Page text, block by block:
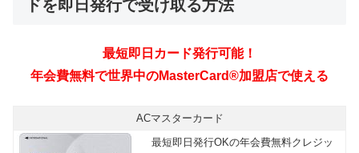
ドを即日発行で受け取る方法
ACマスターカード
最短即日発行OKの年会費無料クレジッ